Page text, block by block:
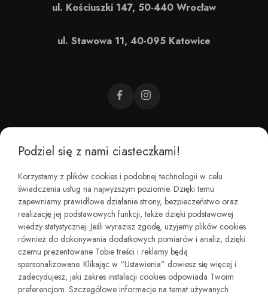
CZEMU BAREFOOT?
KIM JESTEŚMY?
REGULAMINY I ZWROTY
ul. Kościuszki 147, 50-440 Wrocław
ul. Stawowa 11, 40-095 Katowice
Podziel się z nami ciasteczkami!
Korzystamy z plików cookies i podobnej technologii w celu
świadczenia usług na najwyższym poziomie. Dzięki temu
zapewniamy prawidłowe działanie strony, bezpieczeństwo oraz
realizację jej podstawowych funkcji, także dzięki podstawowej
wiedzy statystycznej. Jeśli wyrazisz zgodę, użyjemy plików cookies
również do dokonywania dodatkowych pomiarów i analiz, dzięki
czemu prezentowane Tobie treści i reklamy będą
spersonalizowane. Klikając w “Ustawienia” dowiesz się więcej i
zadecydujesz, jaki zakres instalacji cookies odpowiada Twoim
preferencjom. Szczegółowe informacje na temat używanych